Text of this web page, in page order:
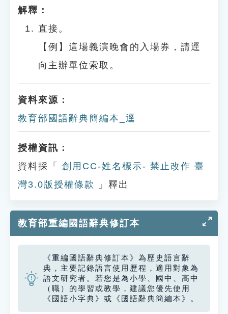
解釋：
直接。
【例】這場義演晚會的入場券，請逕
向主辦單位索取。
資料來源：
教育部國語辭典簡編本_逕
授權資訊：
資料採「
創用CC-姓名標示- 禁止改作 臺
灣3.0版授權條款
」釋出
教育部重編國語辭典修訂本
《重編國語辭典修訂本》為歷史語言辭
典，主要記錄語言使用歷程，適用對象為
語文研究者。若您是為小學、國中、高中
（職）的學習或教學，建議您優先使用
《國語小字典》或《國語辭典簡編本》。